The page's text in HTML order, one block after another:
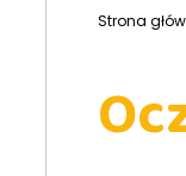
Strona